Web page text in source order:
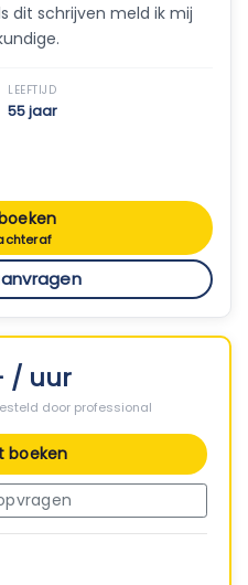
dit schrijven meld ik mij
LEEFTIJD
55 jaar
/ uur
door professional
boeken